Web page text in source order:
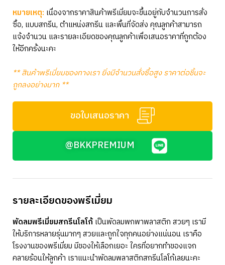
หมายเหตุ: เนื่องจากราคาสินค้าพรีเมี่ยมจะขึ้นอยู่กับจำนวนการสั่ง
ซื้อ, แบบสกรีน, ตำแหน่งสกรีน และพื้นที่จัดส่ง คุณลูกค้าสามารถ
แจ้งจำนวน และรายละเอียดของคุณลูกค้าเพื่อเสนอราคาที่ถูกต้อง
ให้อีกครั้งนะคะ
** สินค้าพรีเมี่ยมของทางเรา ยิ่งมีจำนวนสั่งซื้อสูง ราคาต่อชิ้นจะ
ถูกลงอย่างมาก **
ขอใบเสนอราคา
@BKKPREMIUM
รายละเอียดของพรีเมี่ยม
พัดลมพรีเมี่ยมสกรีนโลโก้ เป็นพัดลมพกพาพลาสติก สวยๆ เรามี
ให้บริการหลายรุ่นมากๆ สวยและถูกใจทุกคนอย่างแน่นอน เราคือ
โรงงานของพรีเมี่ยม มีของให้เลือกเยอะ ใครที่อยากทำของแจก
คลายร้อนให้ลูกค้า เราแนะนำพัดลมพลาสติกสกรีนโลโก้เลยนะคะ